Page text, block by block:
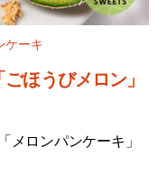
ケーキ
ほうびメロン」
メロンパンケーキ」